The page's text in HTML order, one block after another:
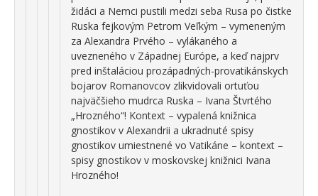
židáci a Nemci pustili medzi seba Rusa po čistke
Ruska fejkovým Petrom Veľkým – vymeneným
za Alexandra Prvého – vylákaného a
uvezneného v Západnej Európe, a keď najprv
pred inštaláciou prozápadných-provatikánskych
bojarov Romanovcov zlikvidovali ortuťou
najväčšieho mudrca Ruska – Ivana Štvrtého
„Hrozného“! Kontext – vypalená knižnica
gnostikov v Alexandrii a ukradnuté spisy
gnostikov umiestnené vo Vatikáne – kontext –
spisy gnostikov v moskovskej knižnici Ivana
Hrozného!